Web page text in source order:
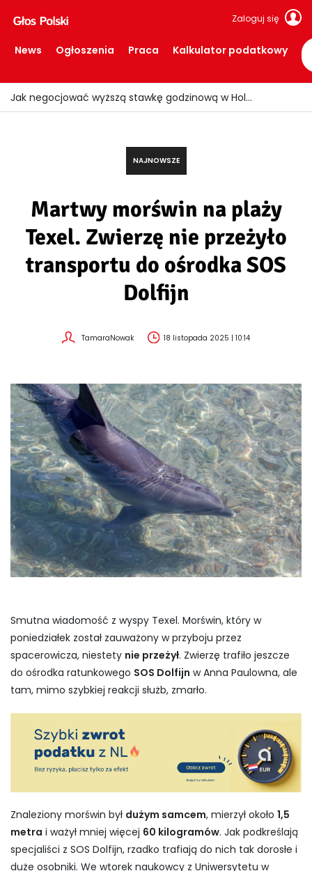
Zaloguj się
News Ogłoszenia Praca Kalkulator podatkowy
Ogień znów uderzył w Limburgii! Pociągi ruszyły, ale teren nadal zamknięty
NAJNOWSZE
Martwy morświn na plaży
Texel. Zwierzę nie przeżyło
transportu do ośrodka SOS
Dolfijn
TamaraNowak 18 listopada 2025 | 10:14
Smutna wiadomość z wyspy Texel. Morświn, który w
poniedziałek został zauważony w przyboju przez
spacerowicza, niestety nie przeżył. Zwierzę trafiło jeszcze
do ośrodka ratunkowego SOS Dolfijn w Anna Paulowna, ale
tam, mimo szybkiej reakcji służb, zmarło.
Znaleziony morświn był dużym samcem, mierzył około 1,5
metra i ważył mniej więcej 60 kilogramów. Jak podkreślają
specjaliści z SOS Dolfijn, rzadko trafiają do nich tak dorosłe i
duże osobniki. We wtorek naukowcy z Uniwersytetu w